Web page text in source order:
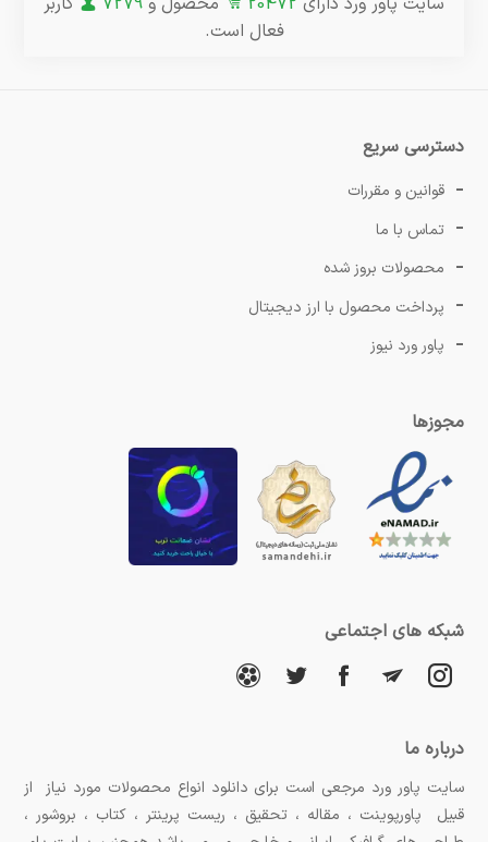
فعال است.
دسترسی سریع
قوانین و مقررات
تماس با ما
محصولات بروز شده
پرداخت محصول با ارز دیجیتال
پاور ورد نیوز
مجوزها
شبکه های اجتماعی
درباره ما
سایت پاور ورد مرجعی است برای دانلود انواع محصولات مورد نیاز از
قبیل پاورپوینت ، مقاله ، تحقیق ، ریست پرینتر ، کتاب ، بروشور ،